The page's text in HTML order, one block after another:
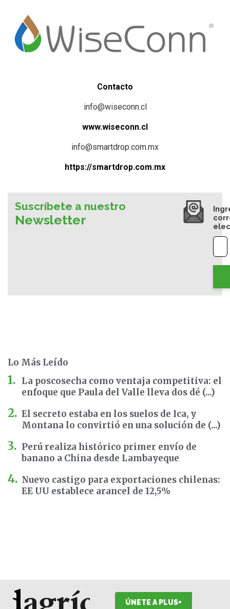
Contacto
info@wiseconn.cl
www.wiseconn.cl
info@smartdrop.com.mx
https://smartdrop.com.mx
Suscríbete a nuestro
Newsletter
Lo Más Leído
La poscosecha como ventaja competitiva: el
enfoque que Paula del Valle lleva dos dé (...)
El secreto estaba en los suelos de Ica, y
Montana lo convirtió en una solución de (...)
Perú realiza histórico primer envío de
banano a China desde Lambayeque
Nuevo castigo para exportaciones chilenas:
EE UU establece arancel de 12,5%
ÚNETE A PLUS+